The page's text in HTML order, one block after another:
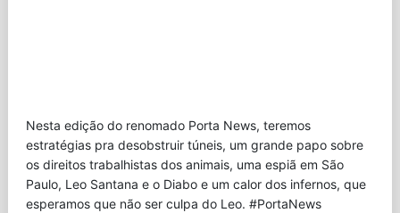
Nesta edição do renomado Porta News, teremos
estratégias pra desobstruir túneis, um grande papo sobre
os direitos trabalhistas dos animais, uma espiã em São
Paulo, Leo Santana e o Diabo e um calor dos infernos, que
esperamos que não ser culpa do Leo. #PortaNews